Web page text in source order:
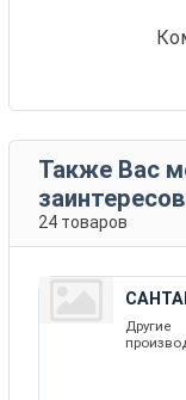
Также Вас
24 товаров
629
Другие